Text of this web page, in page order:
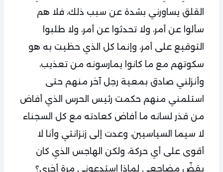
القلق يساورني بشدة عن سبب ذلك، فلا هم
سألوا عن أمر، ولا تحدثوا عن أمر، ولا طلبوا
التوقيع على أمر، وإنما كل الذي حظيت به هو
سكوتهم مع ما كانوا يمارسونه من تعذيب،
وأنزلني صادق بمعية رجل آخر منهم حتى
استلمني منهم حكمت رئيس الحرس الذي أفاض
من قذر لسانه ما أفاض كعادته مع كل السجناء
لا سيما السياسيين، وعدت إلى زنزانتي وأنا لا
أقوى على أي حركة، ولكن الهاجس الذي كان
يقضّ مضاجعي لماذا استدعوني مرة أخرى؟